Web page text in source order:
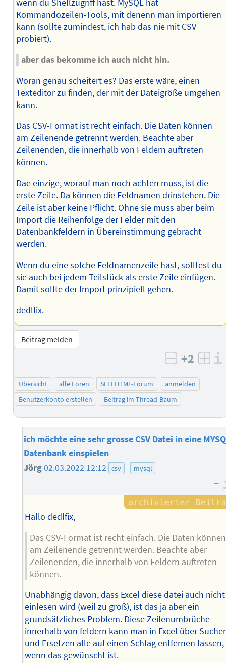
wenn du Shellzugriff hast. MySQL hat
Kommandozeilen-Tools, mit denenn man importieren
kann (sollte zumindest, ich hab das nie mit CSV
probiert).
aber das bekomme ich auch nicht hin.
Woran genau scheitert es? Das erste wäre, einen
Texteditor zu finden, der mit der Dateigröße umgehen
kann.
Das CSV-Format ist recht einfach. Die Daten können
am Zeilenende getrennt werden. Beachte aber
Zeilenenden, die innerhalb von Feldern auftreten
können.
Dae einzige, worauf man noch achten muss, ist die
erste Zeile. Da können die Feldnamen drinstehen. Die
Zeile ist aber keine Pflicht. Ohne sie muss aber beim
Import die Reihenfolge der Felder mit den
Datenbankfeldern in Übereinstimmung gebracht
werden.
Wenn du eine solche Feldnamenzeile hast, solltest du
sie auch bei jedem Teilstück als erste Zeile einfügen.
Damit sollte der Import prinzipiell gehen.
dedlfix.
Beitrag melden
negativ
+2
Übersicht alle Foren SELFHTML-Forum
anmelden
Benutzerkonto erstellen
Beitrag im Thread-Baum
ich möchte eine sehr grosse CSV Datei in eine
Datenbank einspielen
Jörg02.03.2022 12:12 csv mysql
–
Hallo dedlfix,
Das CSV-Format ist recht einfach. Die Daten können
am Zeilenende getrennt werden. Beachte aber
Zeilenenden, die innerhalb von Feldern auftreten
können.
Unabhängig davon, dass Excel diese datei auch nicht
einlesen wird (weil zu groß), ist das ja aber ein
grundsätzliches Problem. Diese Zeilenumbrüche
innerhalb von feldern kann man in Excel über
und Ersetzen alle auf einen Schlag entfernen lassen,
wenn das gewünscht ist.